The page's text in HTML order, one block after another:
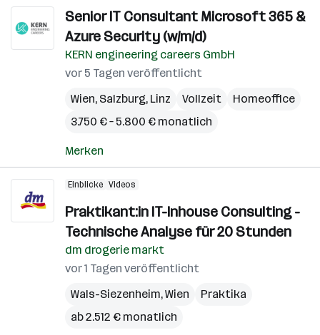
Senior IT Consultant Microsoft 365 &
Azure Security (w/m/d)
KERN engineering careers GmbH
vor 5 Tagen veröffentlicht
Wien, Salzburg, Linz Vollzeit
Homeoffice
3.750 € – 5.800 € monatlich
Merken
Einblicke Videos
Praktikant:in IT-Inhouse Consulting -
Technische Analyse für 20 Stunden
dm drogerie markt
vor 1 Tagen veröffentlicht
Wals-Siezenheim,Wien
Praktika
ab 2.512 € monatlich